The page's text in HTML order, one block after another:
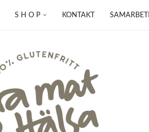
S H O P KONTAKT